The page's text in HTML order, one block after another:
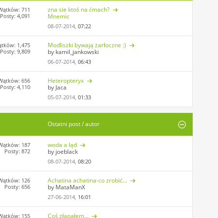
711
Posty: 4,091
zna sie ktoś na ćmach?
Mnemic
08-07-2014,07:22
1,475
Posty: 9,809
Modliszki bywają żarłoczne :)
by kamil_jankowski
06-07-2014,06:43
656
Posty: 4,110
Heteropteryx
by Jaca
05-07-2014,01:33
Ostatni post / autor
187
Posty: 872
woda a ląd
by joeblack
08-07-2014,08:20
126
Posty: 656
Achatina achatina-co zrobić...
by MataManX
27-06-2014, 16:01
155 Coś złapałem...